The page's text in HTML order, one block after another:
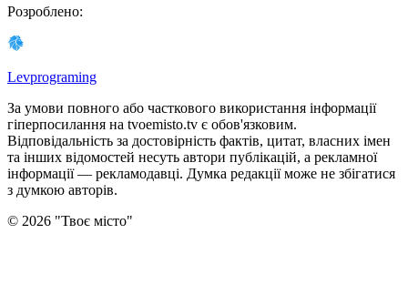
Розроблено:
Levprograming
За умови повного або часткового використання iнформацiї
гіперпосилання на tvoemisto.tv є обов'язковим.
Відповідальність за достовірність фактів, цитат, власних імен
та інших відомостей несуть автори публікацій, а рекламної
інформації — рекламодавці. Думка редакцiї може не збiгатися
з думкою авторiв.
© 2026 "Твоє місто"